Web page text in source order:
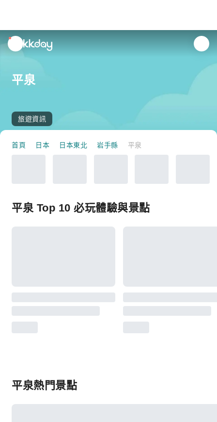
unread
notifications
平泉
旅遊資訊
首頁 日本 日本東北 岩手縣 平泉
平泉 Top 10 必玩體驗與景點
平泉熱門景點